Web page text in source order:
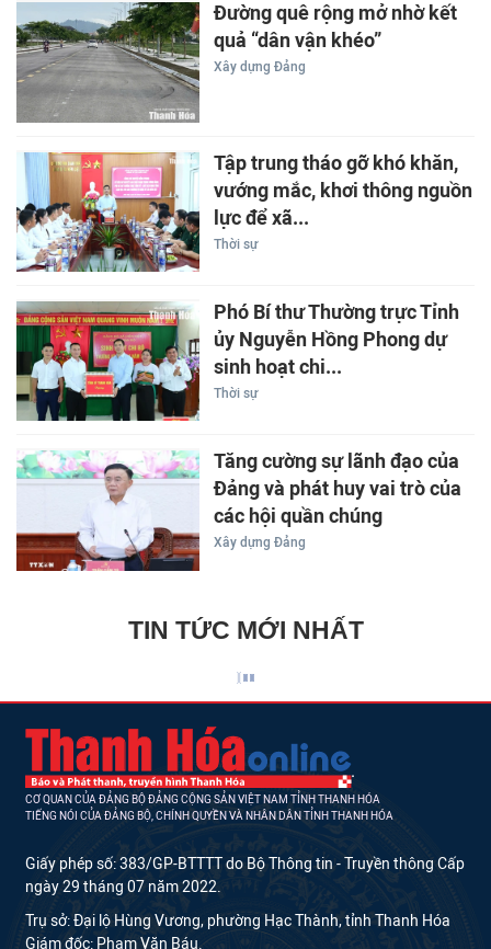
Đường quê rộng mở nhờ kết
quả “dân vận khéo”
Xây dựng Đảng
Tập trung tháo gỡ khó khăn,
vướng mắc, khơi thông nguồn
lực để xã...
Thời sự
Phó Bí thư Thường trực Tỉnh
ủy Nguyễn Hồng Phong dự
sinh hoạt chi...
Thời sự
Tăng cường sự lãnh đạo của
Đảng và phát huy vai trò của
các hội quần chúng
Xây dựng Đảng
TIN TỨC MỚI NHẤT
CƠ QUAN CỦA ĐẢNG BỘ ĐẢNG CỘNG SẢN VIỆT NAM TỈNH THANH HÓA
TIẾNG NÓI CỦA ĐẢNG BỘ, CHÍNH QUYỀN VÀ NHÂN DÂN TỈNH THANH HÓA
Giấy phép số: 383/GP-BTTTT do Bộ Thông tin - Truyền thông Cấp
ngày 29 tháng 07 năm 2022.
Trụ sở: Đại lộ Hùng Vương, phường Hạc Thành, tỉnh Thanh Hóa
Giám đốc: Phạm Văn Báu.